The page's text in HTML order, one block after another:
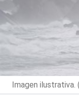
Imagen ilustrativa.